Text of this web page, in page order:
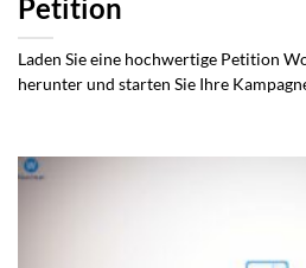
Petition
Laden Sie eine hochwertige Petition
herunter und starten Sie Ihre